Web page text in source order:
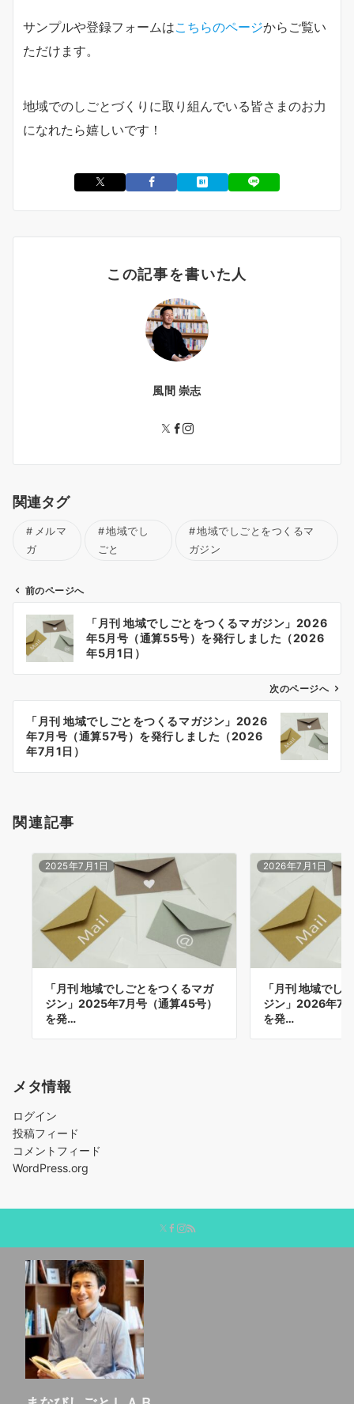
サンプルや登録フォームはこちらのページからご覧い
ただけます。
地域でのしごとづくりに取り組んでいる皆さまのお力
になれたら嬉しいです！
この記事を書いた人
風間 崇志
関連タグ
メルマ
ガ
地域でし
ごと
地域でしごとをつくるマ
ガジン
ン
前のページへ
「月刊 地域でしごとをつくるマガジン」2026
年5月号（通算55号）を発行しました（2026
年5月1日）
次のページへ
「月刊 地域でしごとをつくるマガジン」2026
年7月号（通算57号）を発行しました（2026
年7月1日）
関連記事
2025年7月1日
「月刊 地域でしごとをつくるマガ
ジン」2025年7月号（通算45号）
を発…
2026年7月1日
「月刊 地域でし
ジン」2026年7
を発…
メタ情報
ログイン
投稿フィード
コメントフィード
WordPress.org